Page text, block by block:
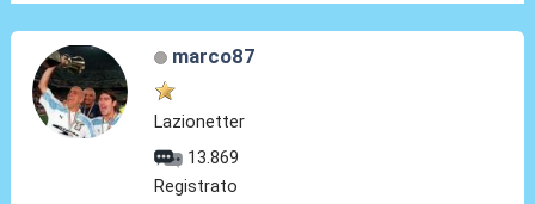
marco87
Lazionetter
13.869
Registrato